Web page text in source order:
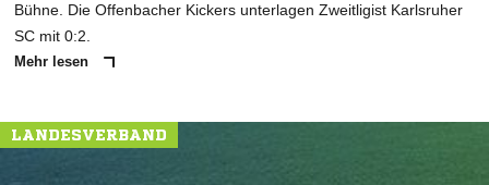
Bühne. Die Offenbacher Kickers unterlagen Zweitligist Karlsruher
SC mit 0:2.
Mehr lesen
LANDESVERBAND